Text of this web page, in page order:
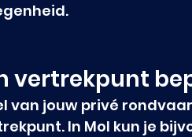
vertrekpunt
van jouw privé
In Mol kun je